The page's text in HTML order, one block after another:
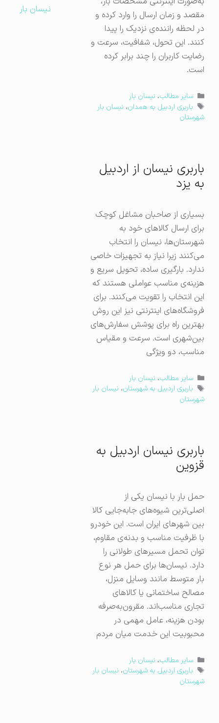
مقصد و زمان ارسال را وارد کرده و
در لحظه راننده‌ی نزدیک را پیدا
کنند. این تحول، شفافیت، سرعت و
رضایت کاربران را چند برابر کرده
است.
دسته‌ها
سایر مطالب،نیسان بار
برچسب‌ها
باربری اردبیل به همدان،نیسان بار
شهرستان
باربری نیسان از اردبیل
به یزد
بسیاری از صاحبان مشاغل کوچک
برای ارسال کالاهای خود به
شهرستان‌ها، نیسان را انتخاب
می‌کنند زیرا نیاز به تجهیزات خاصی
ندارد. بارگیری ساده، تحویل سریع و
هزینه‌ی مناسب عواملی هستند که
این انتخاب را تقویت می‌کنند. برای
فروشگاه‌های اینترنتی نیز این روش
بهترین راه برای پوشش سفارش‌های
بین‌شهری است. سرعت و مقیاس
مناسب، دو ویژگی
دسته‌ها
سایر مطالب،نیسان بار
برچسب‌ها
باربری اردبیل به شهرستان،نیسان بار
شهرستان
باربری نیسان اردبیل به
قزوین
حمل بار با نیسان یکی از
اصلی‌ترین شیوه‌های جابه‌جایی کالا
بین شهرهای ایران است. این خودرو
با ظرفیت مناسب و بدنه‌ی مقاوم،
توان تحمل مسیرهای طولانی را
دارد. نیسان‌ها برای حمل هر نوع
بار متوسط مانند وسایل منزل،
مصالح ساختمانی یا کالاهای
تجاری مناسب‌اند. مقرون‌به‌صرفه
بودن هزینه، عامل مهمی در
محبوبیت این خدمت میان مردم
دسته‌ها
سایر مطالب،نیسان بار
برچسب‌ها
باربری اردبیل به شهرستان،نیسان بار
شهرستان
نیسان بار